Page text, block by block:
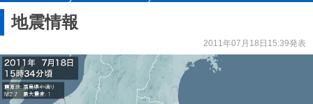
地震情報
2011年07月18日15:39発表